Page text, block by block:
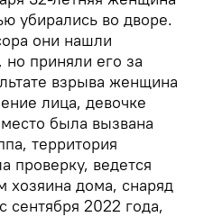
убирались во дворе.
они нашли
приняли его за
взрыва женщина
лица, девочке
была вызвана
территория
проверку, ведется
хозяина дома, снаряд
сентября 2022 года,